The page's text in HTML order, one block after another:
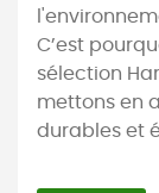
C’est
sélection
mettons en
durables et